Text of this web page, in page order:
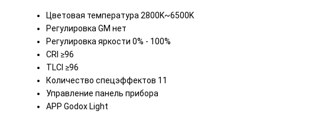
Цветовая температура 2800K~6500K
Регулировка GM нет
Регулировка яркости 0% - 100%
CRI ≥96
TLCI ≥96
Количество спецэффектов 11
Управление панель прибора
APP Godox Light